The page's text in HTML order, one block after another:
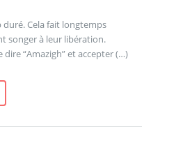
duré. Cela fait longtemps
songer à leur libération.
dire “Amazigh” et accepter (…)